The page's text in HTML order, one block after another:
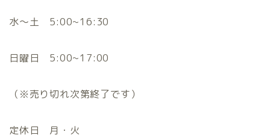
水〜土 5:00~16:30
日曜日 5:00~17:00
（※売り切れ次第終了です）
定休日 月・火